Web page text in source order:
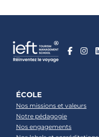
ÉCOLE
Nos missions et valeurs
Notre pédagogie
Nos engagements